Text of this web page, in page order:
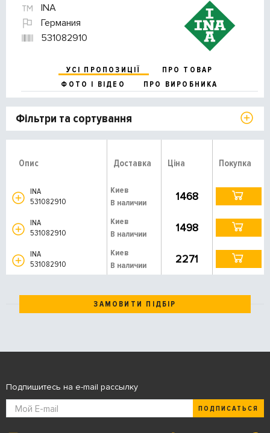
INA
Германия
531082910
УСІ ПРОПОЗИЦІЇ
ПРО ТОВАР
ФОТО І ВІДЕО
ПРО ВИРОБНИКА
Фільтри та сортування
Опис Доставка Ціна Покупка
INA
531082910
Киев
В наличии
1468
INA
531082910
Киев
В наличии
1498
INA
531082910
Киев
В наличии
2271
ЗАМОВИТИ ПІДБІР
Подпишитесь на e-mail рассылку
ПОДПИСАТЬСЯ